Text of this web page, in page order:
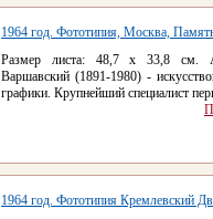
1964 год. Фототипия, Москва,
Размер листа: 48,7 х 33,8 см.
Варшавский (1891-1980) -
графики. Крупнейший специалист
1964 год. Фототипия Кремлевский